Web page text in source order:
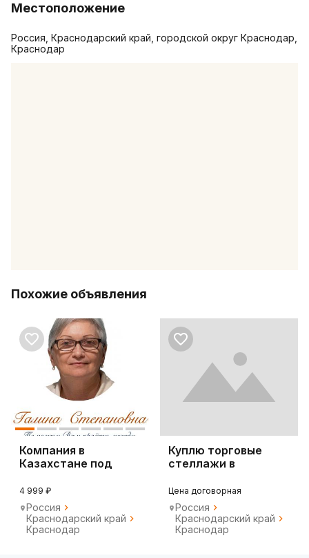
Местоположение
Россия, Краснодарский край, городской округ Краснодар,
Краснодар
Похожие объявления
Компания в
Казахстане под
4 999 ₽
Россия
Краснодарский край
Краснодар
Куплю торговые
стеллажи в
Цена договорная
Россия
Краснодарский край
Краснодар